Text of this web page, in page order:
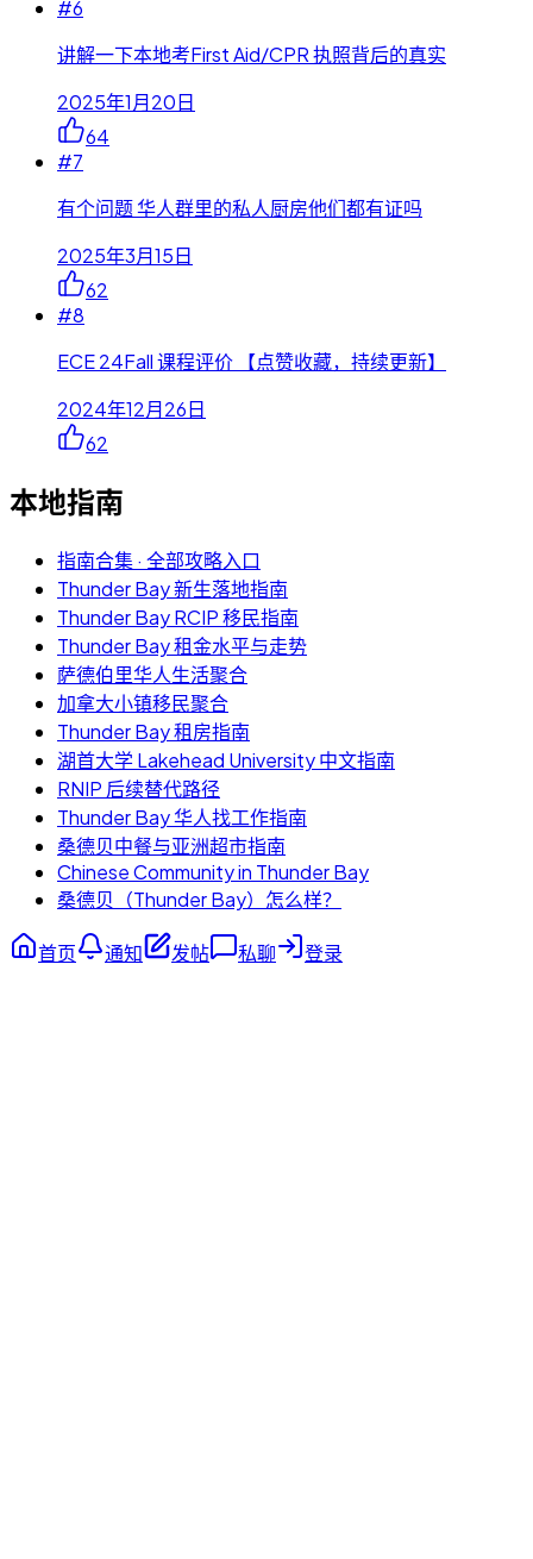
#6
讲解一下本地考First Aid/CPR 执照背后的真实
2025年1月20日
64
#7
有个问题 华人群里的私人厨房他们都有证吗
2025年3月15日
62
#8
ECE 24Fall 课程评价 【点赞收藏，持续更新】
2024年12月26日
62
本地指南
指南合集 · 全部攻略入口
Thunder Bay 新生落地指南
Thunder Bay RCIP 移民指南
Thunder Bay 租金水平与走势
萨德伯里华人生活聚合
加拿大小镇移民聚合
Thunder Bay 租房指南
湖首大学 Lakehead University 中文指南
RNIP 后续替代路径
Thunder Bay 华人找工作指南
桑德贝中餐与亚洲超市指南
Chinese Community in Thunder Bay
桑德贝（Thunder Bay）怎么样？
首页 通知 发帖 私聊 登录